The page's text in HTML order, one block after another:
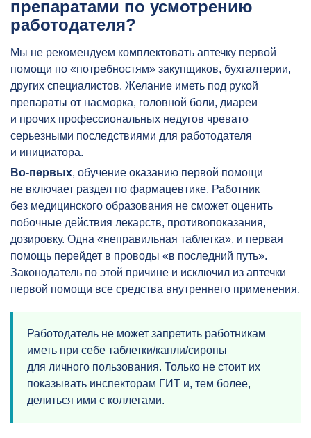
препаратами по усмотрению
работодателя?
Мы не рекомендуем комплектовать аптечку первой
помощи по «потребностям» закупщиков, бухгалтерии,
других специалистов. Желание иметь под рукой
препараты от насморка, головной боли, диареи
и прочих профессиональных недугов чревато
серьезными последствиями для работодателя
и инициатора.
Во-первых, обучение оказанию первой помощи
не включает раздел по фармацевтике. Работник
без медицинского образования не сможет оценить
побочные действия лекарств, противопоказания,
дозировку. Одна «неправильная таблетка», и первая
помощь перейдет в проводы «в последний путь».
Законодатель по этой причине и исключил из аптечки
первой помощи все средства внутреннего применения.
Работодатель не может запретить работникам
иметь при себе таблетки/капли/сиропы
для личного пользования. Только не стоит их
показывать инспекторам ГИТ и, тем более,
делиться ими с коллегами.